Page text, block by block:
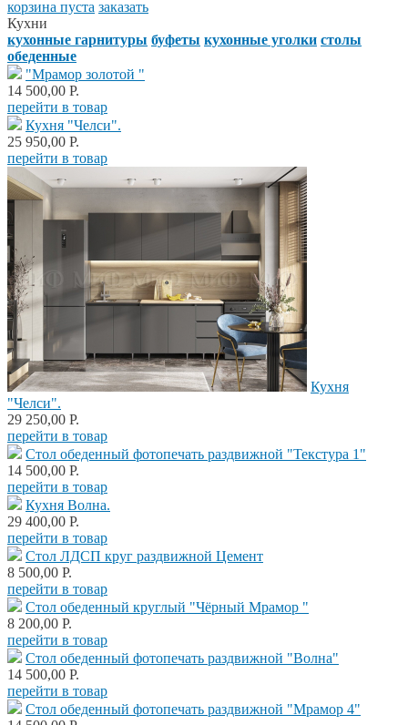
корзина пуста заказать
Кухни
кухонные гарнитуры буфеты кухонные уголки столы
обеденные
"Мрамор золотой "
14 500,00 Р.
перейти в товар
Кухня "Челси".
25 950,00 Р.
перейти в товар
Кухня
"Челси".
29 250,00 Р.
перейти в товар
Стол обеденный фотопечать раздвижной "Текстура 1"
14 500,00 Р.
перейти в товар
Кухня Волна.
29 400,00 Р.
перейти в товар
Стол ЛДСП круг раздвижной Цемент
8 500,00 Р.
перейти в товар
Стол обеденный круглый "Чёрный Мрамор "
8 200,00 Р.
перейти в товар
Стол обеденный фотопечать раздвижной "Волна"
14 500,00 Р.
перейти в товар
Стол обеденный фотопечать раздвижной "Мрамор 4"